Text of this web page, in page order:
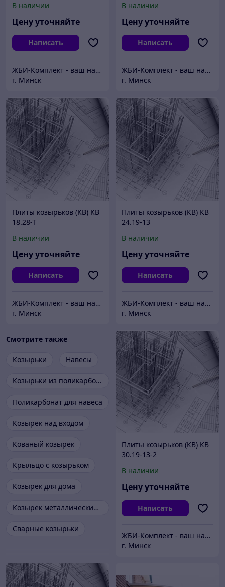
В наличии
Цену уточняйте
Написать
ЖБИ-Комплект - ваш надежный поставщик железобетонных изделий
г. Минск
В наличии
Цену уточняйте
Написать
ЖБИ-Комплект - ваш надежный поставщик железобетонных изделий
г. Минск
Плиты козырьков (КВ) КВ
18.28-Т
В наличии
Цену уточняйте
Написать
ЖБИ-Комплект - ваш надежный поставщик железобетонных изделий
г. Минск
Плиты козырьков (КВ) КВ
24.19-13
В наличии
Цену уточняйте
Написать
ЖБИ-Комплект - ваш надежный поставщик железобетонных изделий
г. Минск
Смотрите также
Козырьки Навесы
Козырьки из поликарбоната
Поликарбонат для навеса
Козырек над входом
Кованый козырек
Крыльцо с козырьком
Козырек для дома
Козырек металлический кованый
Сварные козырьки
Плиты козырьков (КВ) КВ
30.19-13-2
В наличии
Цену уточняйте
Написать
ЖБИ-Комплект - ваш надежный поставщик железобетонных изделий
г. Минск